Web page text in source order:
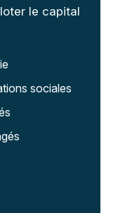
le capital
sociales